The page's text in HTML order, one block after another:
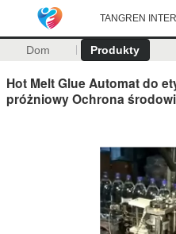
TANGREN
Dom Produkty
Hot Melt Glue Automat do
próżniowy Ochrona